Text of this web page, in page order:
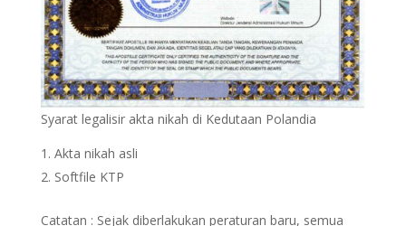
Syarat legalisir akta nikah di Kedutaan Polandia
Akta nikah asli
Softfile KTP
Catatan : Sejak diberlakukan peraturan baru, semua